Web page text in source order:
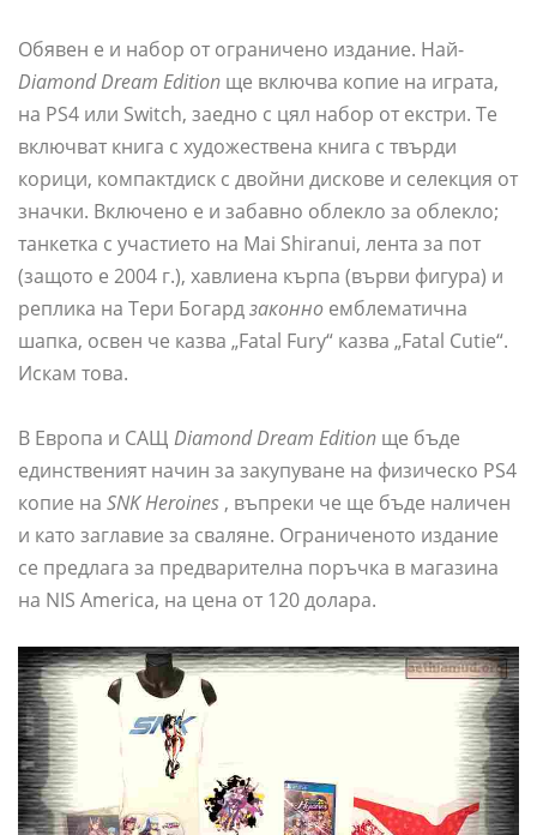
Обявен е и набор от ограничено издание. Най-
Diamond Dream Edition ще включва копие на играта,
на PS4 или Switch, заедно с цял набор от екстри. Те
включват книга с художествена книга с твърди
корици, компактдиск с двойни дискове и селекция от
значки. Включено е и забавно облекло за облекло;
танкетка с участието на Mai Shiranui, лента за пот
(защото е 2004 г.), хавлиена кърпа (върви фигура) и
реплика на Тери Богардзаконно емблематична
шапка, освен че казва „Fatal Fury“ казва „Fatal Cutie“.
Искам това.
В Европа и САЩ Diamond Dream Edition ще бъде
единственият начин за закупуване на физическо PS4
копие на SNK Heroines , въпреки че ще бъде наличен
и като заглавие за сваляне. Ограниченото издание
се предлага за предварителна поръчка в магазина
на NIS America, на цена от 120 долара.